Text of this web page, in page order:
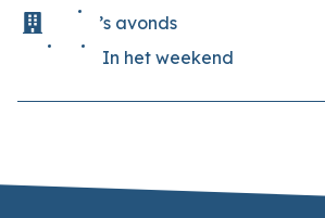
’s avonds
In het weekend